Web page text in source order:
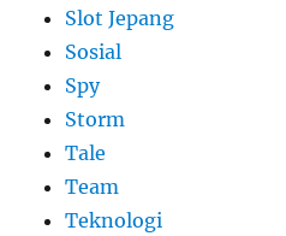
Slot Jepang
Sosial
Spy
Storm
Tale
Team
Teknologi